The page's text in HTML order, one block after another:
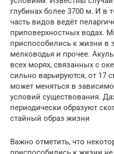
глубинах более 3700 м. И в
часть видов ведёт
приповерхностных водах.
приспособились к жизни в
мелководья и прочее.
всех морях, связанных с
сильно варьируются, от 17
может меняться в
условий существования.
периодически образуют
стайный образ жизни
Важно отметить, что